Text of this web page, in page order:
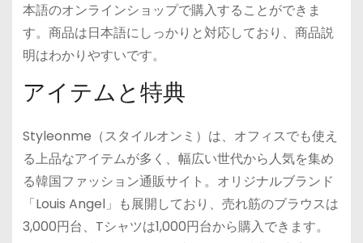
本語のオンラインショップで購入することができま
す。商品は日本語にしっかりと対応しており、商品説
明はわかりやすいです。
アイテムと特典
Styleonme（スタイルオンミ）は、オフィスでも使え
る上品なアイテムが多く、幅広い世代から人気を集め
る韓国ファッション通販サイト。オリジナルブランド
「Louis Angel」も展開しており、売れ筋のブラウスは
3,000円台、Tシャツは1,000円台から購入できます。